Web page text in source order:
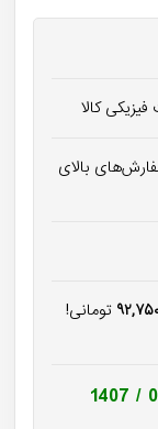
کالا
بالای
تومانی!
1407 /